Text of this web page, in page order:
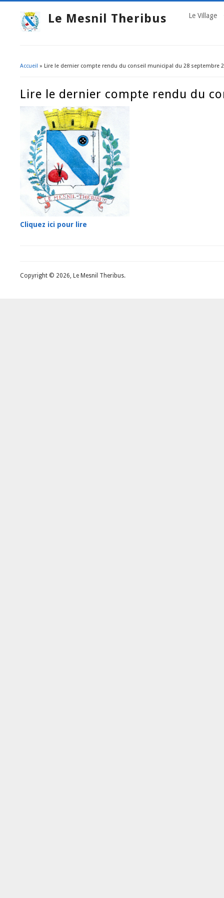
Le Mesnil Theribus Le Village
Accueil » Lire le dernier compte rendu du conseil municipal du 28 septembre
Lire le dernier compte rendu du
Cliquez ici pour lire
Copyright © 2026, Le Mesnil Theribus.